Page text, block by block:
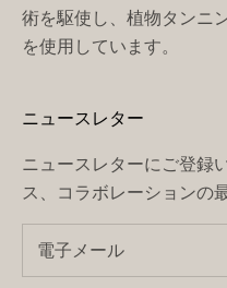
術を駆使し、植物タンニ
を使用しています。
ニュースレター
ニュースレターにご登録
ス、コラボレーションの